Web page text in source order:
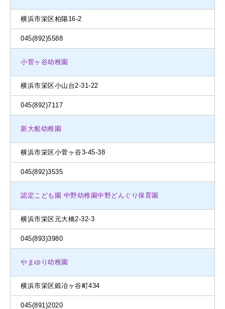
横浜市栄区柏陽16-2
045(892)5588
小菅ヶ谷幼稚園
横浜市栄区小山台2-31-22
045(892)7117
新大船幼稚園
横浜市栄区小菅ヶ谷3-45-38
045(892)3535
認定こども園 中野幼稚園中野どんぐり保育園
横浜市栄区元大橋2-32-3
045(893)3980
やまゆり幼稚園
横浜市栄区鍛冶ヶ谷町434
045(891)2020